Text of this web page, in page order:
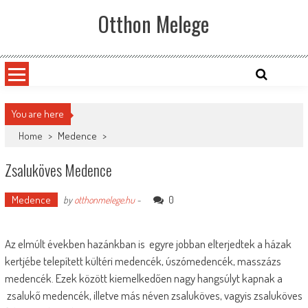
Otthon Melege
You are here
Home > Medence >
Zsaluköves Medence
Medence byotthonmelege.hu- 0
Az elmúlt években hazánkban is egyre jobban elterjedtek a házak
kertjébe telepített kültéri medencék, úszómedencék, masszázs
medencék. Ezek között kiemelkedően nagy hangsúlyt kapnak a
zsalukő medencék, illetve más néven zsaluköves, vagyis zsaluköves